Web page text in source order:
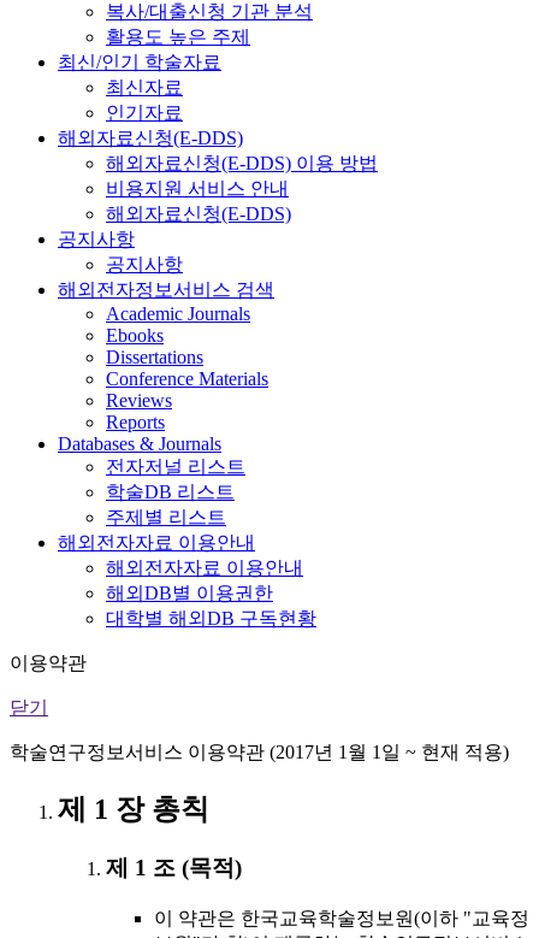
복사/대출신청 기관 분석
활용도 높은 주제
최신/인기 학술자료
최신자료
인기자료
해외자료신청(E-DDS)
해외자료신청(E-DDS) 이용 방법
비용지원 서비스 안내
해외자료신청(E-DDS)
공지사항
공지사항
해외전자정보서비스 검색
Academic Journals
Ebooks
Dissertations
Conference Materials
Reviews
Reports
Databases & Journals
전자저널 리스트
학술DB 리스트
주제별 리스트
해외전자자료 이용안내
해외전자자료 이용안내
해외DB별 이용권한
대학별 해외DB 구독현황
이용약관
닫기
학술연구정보서비스 이용약관 (2017년 1월 1일 ~ 현재 적용)
제 1 장 총칙
제 1 조 (목적)
이 약관은 한국교육학술정보원(이하 "교육정